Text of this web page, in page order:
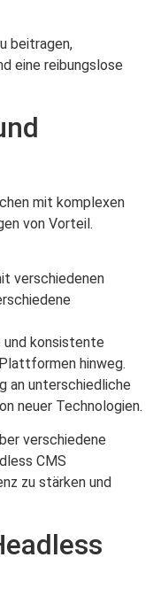
beitragen,
eine reibungslose
mit komplexen
von Vorteil.
verschiedenen
und konsistente
hinweg.
an unterschiedliche
neuer Technologien.
verschiedene
CMS
zu stärken und